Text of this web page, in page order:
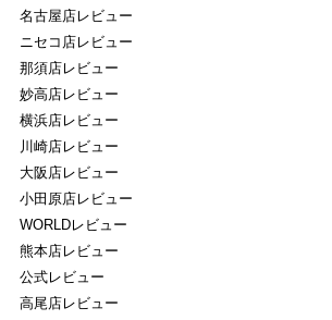
名古屋店レビュー
ニセコ店レビュー
那須店レビュー
妙高店レビュー
横浜店レビュー
川崎店レビュー
大阪店レビュー
小田原店レビュー
WORLDレビュー
熊本店レビュー
公式レビュー
高尾店レビュー